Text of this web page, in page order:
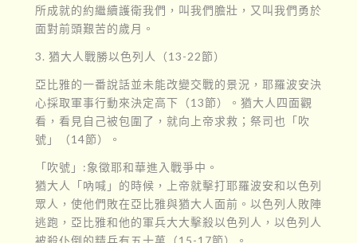
所成就的約繼續護衛我們，叫我們膽壯，又叫我們勇於
面對前頭艱苦的歲月。
3. 猶大人戰勝以色列人（13-22節）
亞比雅的一番說話並未能改變交戰的景況，耶羅波安決
心採取軍事行動來決定高下（13節）。猶大人四面觀
看，看見自己被包圍了，就向上帝求救；祭司也「吹
號」（14節）。
「吹號」:象徵耶和華進入戰爭中。
猶大人「吶喊」的時候，上帝就擊打耶羅波安和以色列
眾人，使他們敗在亞比雅與猶大人面前。以色列人敗陣
逃跑，亞比雅和他的軍兵大大擊殺以色列人，以色列人
被殺仆倒的精兵有五十萬（15-17節）。